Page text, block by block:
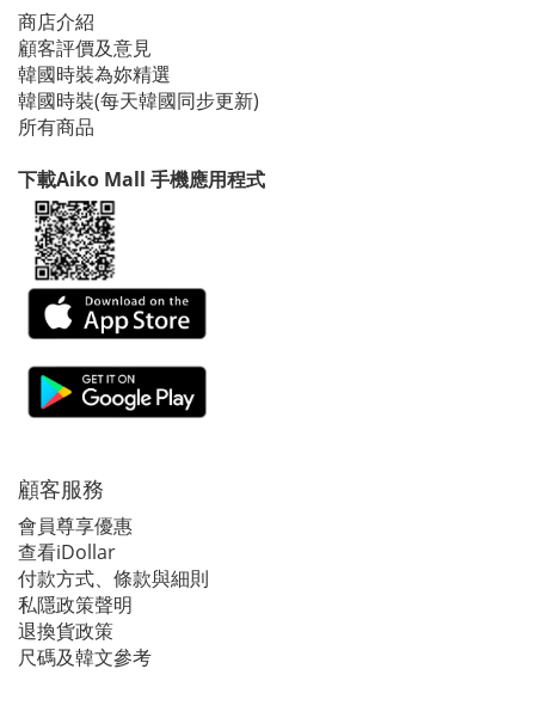
商店介紹
顧客評價及意見
韓國時裝為妳精選
韓國時裝(每天韓國同步更新)
所有商品
下載Aiko Mall 手機應用程式
顧客服務
會員尊享優惠
查看iDollar
付款方式、條款與細則
私隱政策聲明
退換貨政策
尺碼及韓文參考